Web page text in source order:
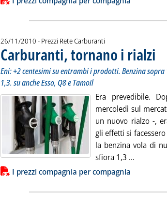
26/11/2010 - Prezzi Rete Carburanti
Carburanti, tornano i rialzi .
Eni: +2 centesimi su entrambi i prodotti. Benzina
1,3. su anche Esso, Q8 e Tamoil
Era prevedibile.
mercoledì sul
un nuovo rialzo -,
gli effetti si
la benzina vola di
sfiora 1,3 ... Leggi
Lista allegati PDF alla notizia
I prezzi compagnia per compagnia